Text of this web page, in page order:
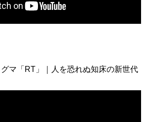
マ「RT」｜人を恐れぬ知床の新世代